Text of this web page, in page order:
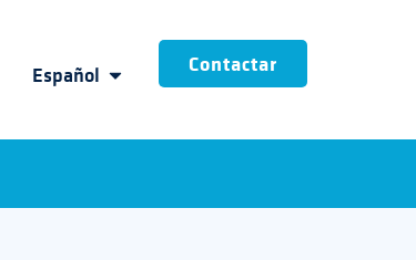
Español Contactar